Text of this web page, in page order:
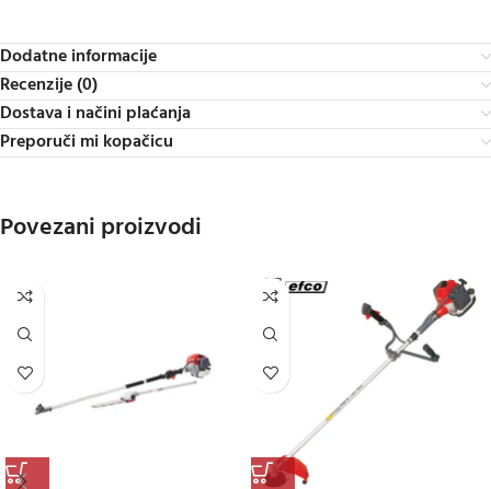
Dodatne informacije
Recenzije (0)
Dostava i načini plaćanja
Preporuči mi kopačicu
Povezani proizvodi